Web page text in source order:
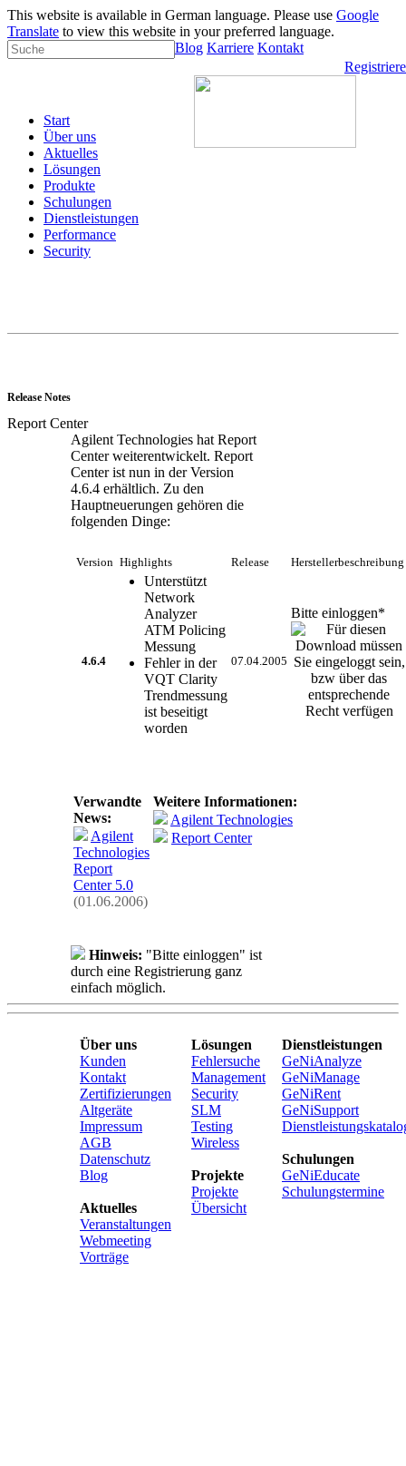
This website is available in German language. Please use Google
Translate to view this website in your preferred language.
Blog Karriere Kontakt
Start
Über uns
Aktuelles
Lösungen
Produkte
Schulungen
Dienstleistungen
Performance
Security
Release Notes
Report Center
Agilent Technologies hat Report
Center weiterentwickelt. Report
Center ist nun in der Version
4.6.4 erhältlich. Zu den
Hauptneuerungen gehören die
folgenden Dinge:
Version Highlights Release Herstellerbeschreibung
4.6.4
Unterstützt
Network
Analyzer
ATM Policing
Messung
Fehler in der
VQT Clarity
Trendmessung
ist beseitigt
worden
07.04.2005
Bitte einloggen*
Verwandte
News:
Agilent
Technologies
Report
Center 5.0
(01.06.2006)
Weitere Informationen:
Agilent Technologies
Report Center
Hinweis: "Bitte einloggen" ist
durch eine Registrierung ganz
einfach möglich.
Über uns
Kunden
Kontakt
Zertifizierungen
Altgeräte
Impressum
AGB
Datenschutz
Blog
Aktuelles
Veranstaltungen
Webmeeting
Vorträge
Lösungen
Fehlersuche
Management
Security
SLM
Testing
Wireless
Projekte
Projekte
Übersicht
Dienstleistungen
GeNiAnalyze
GeNiManage
GeNiRent
GeNiSupport
Schulungen
GeNiEducate
Schulungstermine